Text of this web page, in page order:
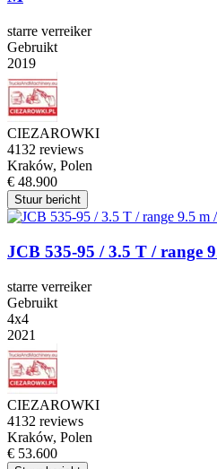
starre verreiker
Gebruikt
2019
CIEZAROWKI
4132 reviews
Kraków, Polen
€ 48.900
Stuur bericht
JCB 535-95 / 3.5 T / range
starre verreiker
Gebruikt
4x4
2021
CIEZAROWKI
4132 reviews
Kraków, Polen
€ 53.600